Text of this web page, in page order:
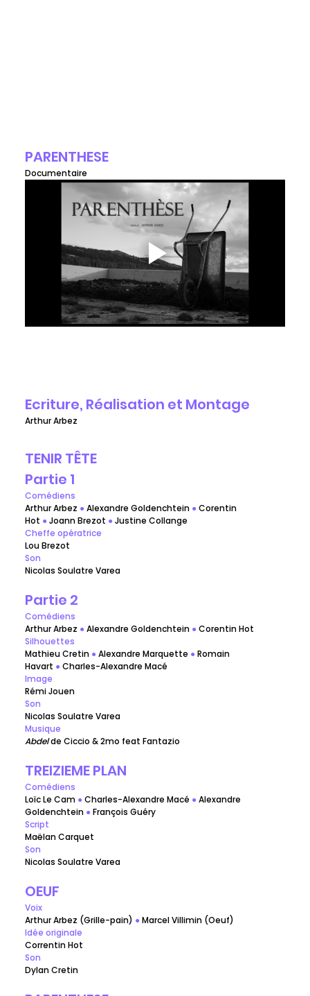
PARENTHESE
Documentaire
Ecriture, Réalisation et Montage
Arthur Arbez
TENIR TÊTE
Partie 1
Comédiens
Arthur Arbez ● Alexandre Goldenchtein ● Corentin
Hot ● Joann Brezot ● Justine Collange
Cheffe opératrice
Lou Brezot
Son
Nicolas Soulatre Varea
Partie 2
Comédiens
Arthur Arbez ● Alexandre Goldenchtein ● Corentin Hot
Silhouettes
Mathieu Cretin ● Alexandre Marquette ● Romain
Havart ● Charles-Alexandre Macé
Image
Rémi Jouen
Son
Nicolas Soulatre Varea
Musique
Abdel de Ciccio & 2mo feat Fantazio
TREIZIEME PLAN
Comédiens
Loïc Le Cam ● Charles-Alexandre Macé ● Alexandre
Goldenchtein ● François Guéry
Script
Maëlan Carquet
Son
Nicolas Soulatre Varea
OEUF
Voix
Arthur Arbez (Grille-pain) ● Marcel Villimin (Oeuf)
Idée originale
Correntin Hot
Son
Dylan Cretin